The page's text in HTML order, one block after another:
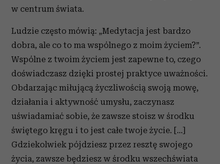
w centrum świata.
Ludzie często mówią: „Medytacja jest bardzo
dobra, ale co to ma wspólnego z moim życiem?”.
Wspólne z twoim życiem jest zapewne to, czego
doświadczasz dzięki prostej praktyce uważności.
Obdarzając miłującą życzliwością swoją mowę,
działania i aktywność umysłu, zaczynasz
uświadamiać sobie, że zawsze stoisz w środku
świętego kręgu i to jest całe twoje życie. […]
Gdziekolwiek pójdziesz przez resztę swojego
życia, zawsze będziesz w środku wszechświata